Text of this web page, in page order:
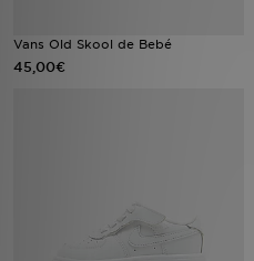
Vans Old Skool de Bebé
45,00€
BLOG
FAZ DOWNLOAD DA APP